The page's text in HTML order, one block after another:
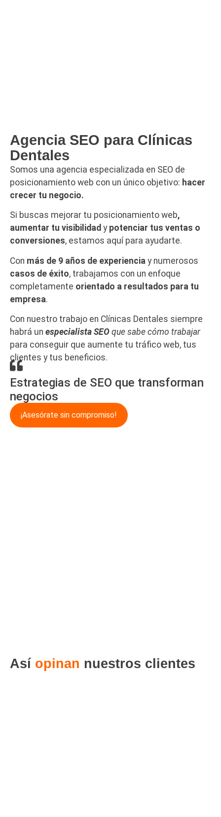
Agencia SEO para Clínicas
Dentales
Somos una agencia especializada en SEO de
posicionamiento web con un único objetivo: hacer
crecer tu negocio.
Si buscas mejorar tu posicionamiento web,
aumentar tu visibilidad y potenciar tus ventas o
conversiones, estamos aquí para ayudarte.
Con más de 9 años de experiencia y numerosos
casos de éxito, trabajamos con un enfoque
completamente orientado a resultados para tu
empresa.
Con nuestro trabajo en Clínicas Dentales siempre
habrá un especialista SEO que sabe cómo trabajar
para conseguir que aumente tu tráfico web, tus
clientes y tus beneficios.
Estrategias de SEO que transforman
negocios
¡Asesórate sin compromiso!
Así opinan nuestros clientes